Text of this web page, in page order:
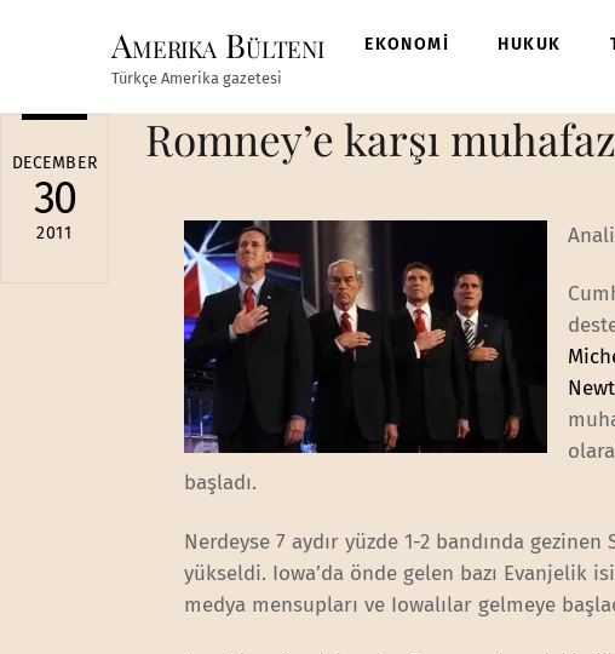
Amerika Bülteni
Türkçe Amerika gazetesi
EKONOMİ HUKUK
DECEMBER
30
2011
Romney’e karşı
başladı.
Nerdeyse 7 aydır yüzde 1-2 bandında
yükseldi. Iowa’da önde gelen bazı Evanjelik
medya mensupları ve Iowalılar gelmeye